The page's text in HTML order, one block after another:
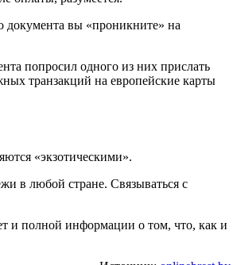
вы «проникните» на
попросил одного из них прислать
транзакций на европейские карты
«экзотическими».
в любой стране. Связываться с
и полной информации о том, что, как и